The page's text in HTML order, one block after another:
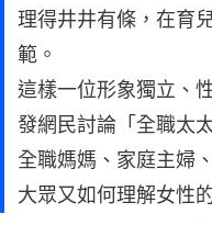
理得井井有條，在育
範。
這樣一位形象獨立、
發網民討論「全職太
全職媽媽、家庭主婦
大眾又如何理解女性